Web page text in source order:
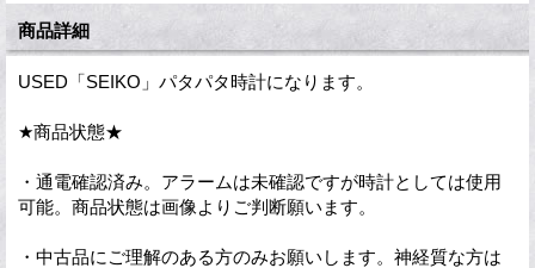
商品詳細
USED「SEIKO」パタパタ時計になります。
★商品状態★
・通電確認済み。アラームは未確認ですが時計としては使用
可能。商品状態は画像よりご判断願います。
・中古品にご理解のある方のみお願いします。神経質な方は